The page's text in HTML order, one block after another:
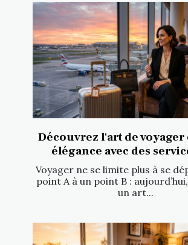
Découvrez l'art de voyager
élégance avec des
Voyager ne se limite plus à se
point A à un point B :
un art...